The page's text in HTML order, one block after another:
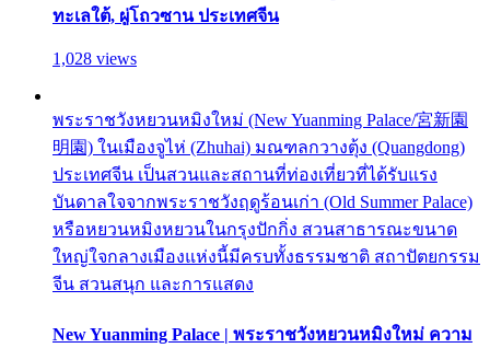
ทะเลใต้, ผู่โถวซาน ประเทศจีน
1,028 views
พระราชวังหยวนหมิงใหม่ (New Yuanming Palace/宮新園
明園) ในเมืองจูไห่ (Zhuhai) มณฑลกวางตุ้ง (Quangdong)
ประเทศจีน เป็นสวนและสถานที่ท่องเที่ยวที่ได้รับแรง
บันดาลใจจากพระราชวังฤดูร้อนเก่า (Old Summer Palace)
หรือหยวนหมิงหยวนในกรุงปักกิ่ง สวนสาธารณะขนาด
ใหญ่ใจกลางเมืองแห่งนี้มีครบทั้งธรรมชาติ สถาปัตยกรรม
จีน สวนสนุก และการแสดง
New Yuanming Palace | พระราชวังหยวนหมิงใหม่ ความ